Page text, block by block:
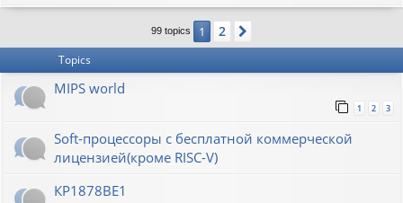
99 topics 1 2
Topics
MIPS world
1 2 3
Soft-процессоры с бесплатной коммерческой
лицензией(кроме RISC-V)
КР1878ВЕ1